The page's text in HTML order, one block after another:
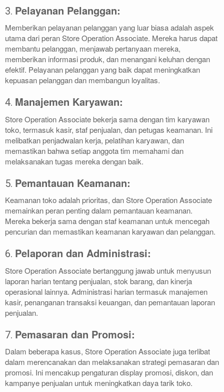
3. Pelayanan Pelanggan:
Memberikan pelayanan pelanggan yang luar biasa adalah aspek
utama dari peran Store Operation Associate. Mereka harus dapat
membantu pelanggan, menjawab pertanyaan mereka,
memberikan informasi produk, dan menangani keluhan dengan
efektif. Pelayanan pelanggan yang baik dapat meningkatkan
kepuasan pelanggan dan membangun loyalitas.
4. Manajemen Karyawan:
Store Operation Associate bekerja sama dengan tim karyawan
toko, termasuk kasir, staf penjualan, dan petugas keamanan. Ini
melibatkan penjadwalan kerja, pelatihan karyawan, dan
memastikan bahwa setiap anggota tim memahami dan
melaksanakan tugas mereka dengan baik.
5. Pemantauan Keamanan:
Keamanan toko adalah prioritas, dan Store Operation Associate
memainkan peran penting dalam pemantauan keamanan.
Mereka bekerja sama dengan staf keamanan untuk mencegah
pencurian dan memastikan keamanan karyawan dan pelanggan.
6. Pelaporan dan Administrasi:
Store Operation Associate bertanggung jawab untuk menyusun
laporan harian tentang penjualan, stok barang, dan kinerja
operasional lainnya. Administrasi harian termasuk manajemen
kasir, penanganan transaksi keuangan, dan pemantauan laporan
penjualan.
7. Pemasaran dan Promosi:
Dalam beberapa kasus, Store Operation Associate juga terlibat
dalam merencanakan dan melaksanakan strategi pemasaran dan
promosi. Ini mencakup pengaturan display promosi, diskon, dan
kampanye penjualan untuk meningkatkan daya tarik toko.